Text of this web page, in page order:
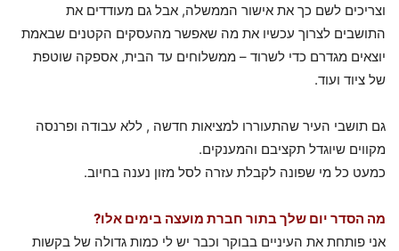
וצריכים לשם כך את אישור הממשלה, אבל גם מעודדים את
התושבים לצרוך עכשיו את מה שאפשר מהעסקים הקטנים שבאמת
יוצאים מגדרם כדי לשרוד – ממשלוחים עד הבית, אספקה שוטפת
של ציוד ועוד.
גם תושבי העיר שהתעוררו למציאות חדשה , ללא עבודה ופרנסה
מקווים שיוגדל תקציבם והמענקים.
כמעט כל מי שפונה לקבלת עזרה לסל מזון נענה בחיוב.
מה הסדר יום שלך בתור חברת מועצה בימים אלו?
אני פותחת את העיניים בבוקר וכבר יש לי כמות גדולה של בקשות